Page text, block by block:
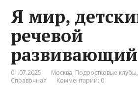
Я мир,
речевой
01.07.2025 Москва, Подростковые клубы,
Справочная
Комментарии: 0